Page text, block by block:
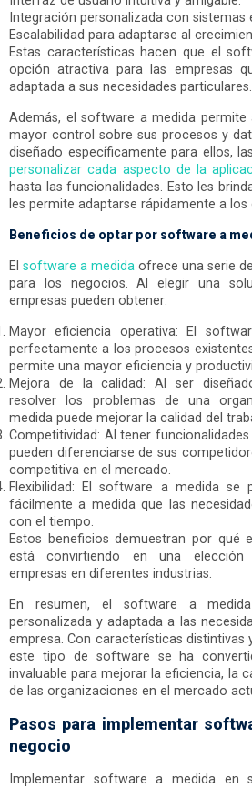
Integración personalizada con sistemas
Escalabilidad para adaptarse al
Estas características hacen que el
opción atractiva para las empresas
adaptada a sus necesidades particulares.
Además, el software a medida permite
mayor control sobre sus procesos y
diseñado específicamente para ellos,
personalizar cada aspecto de la
hasta las funcionalidades. Esto les
les permite adaptarse rápidamente a
Beneficios de optar por software a
El software a medida ofrece una serie
para los negocios. Al elegir una
empresas pueden obtener:
Mayor eficiencia operativa: El
perfectamente a los procesos
permite una mayor eficiencia y
Mejora de la calidad: Al ser
resolver los problemas de una
medida puede mejorar la calidad del
Competitividad: Al tener funcionalidades
pueden diferenciarse de sus
competitiva en el mercado.
Flexibilidad: El software a medida se
fácilmente a medida que las
con el tiempo.
Estos beneficios demuestran por qué
está convirtiendo en una elección
empresas en diferentes industrias.
En resumen, el software a
personalizada y adaptada a las
empresa. Con características distintivas
este tipo de software se ha
invaluable para mejorar la eficiencia, la
de las organizaciones en el mercado
Pasos para implementar
negocio
Implementar software a medida en